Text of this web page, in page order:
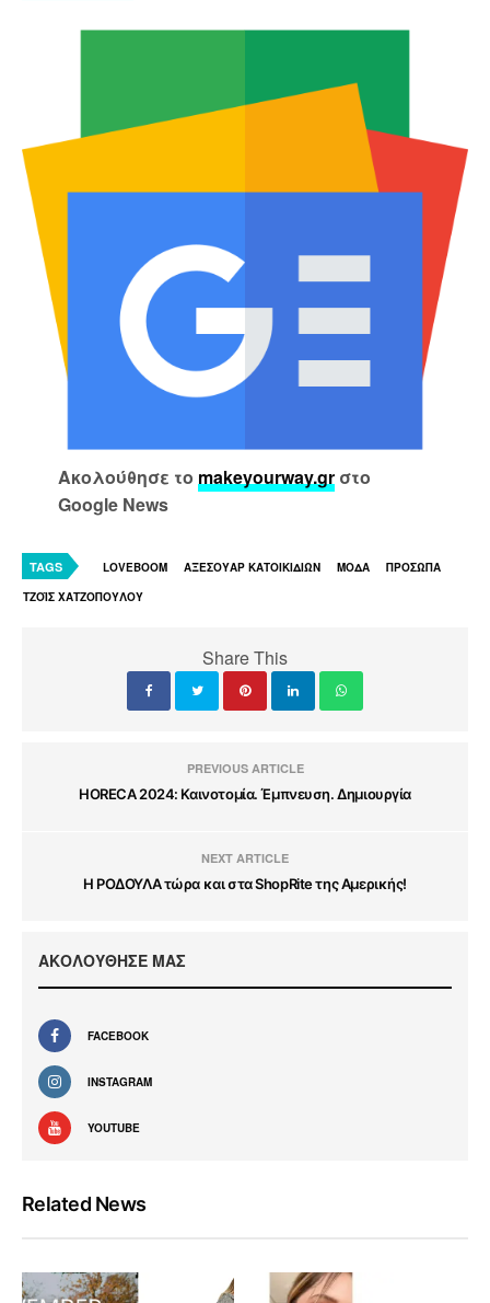
Ακολούθησε το makeyourway.grστο
Google News
TAGS LOVEBOOM ΑΞΕΣΟΥΑΡ ΚΑΤΟΙΚΙΔΙΩΝ ΜΟΔΑ
ΠΡΟΣΩΠΑ
ΤΖΟΪΣ ΧΑΤΖΟΠΟΥΛΟΥ
Share This
PREVIOUS ARTICLE
HORECA 2024: Καινοτομία. Έμπνευση. Δημιουργία
NEXT ARTICLE
Η ΡΟΔΟΥΛΑ τώρα και στα ShopRite της Αμερικής!
ΑΚΟΛΟΥΘΗΣΕ ΜΑΣ
FACEBOOK
INSTAGRAM
YOUTUBE
Related News